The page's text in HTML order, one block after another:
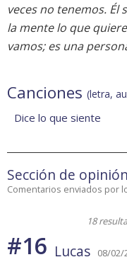
veces no tenemos.
la mente lo que
vamos; es una
Canciones (letra,
Dice lo que siente
Sección de opinión
Comentarios enviados por
18
#16 Lucas 08/02/